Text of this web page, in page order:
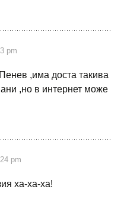
pm
,има доста такива
,но в интернет може
pm
ха-ха-ха!